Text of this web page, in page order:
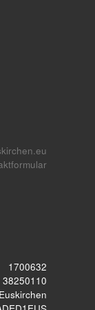
1700632
38250110